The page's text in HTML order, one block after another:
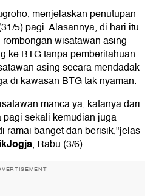
menjelaskan penutupan
5) pagi. Alasannya, di hari itu
wisatawan asing
ke BTG tanpa pemberitahuan.
asing secara mendadak
di kawasan BTG tak nyaman.
manca ya, katanya dari
sekali kemudian juga
ramai banget dan berisik,"jelas
, Rabu (3/6).